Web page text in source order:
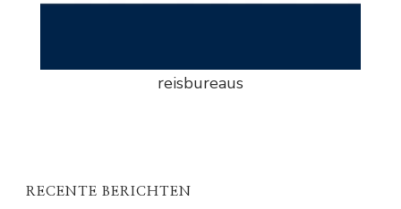
reisbureaus
RECENTE BERICHTEN